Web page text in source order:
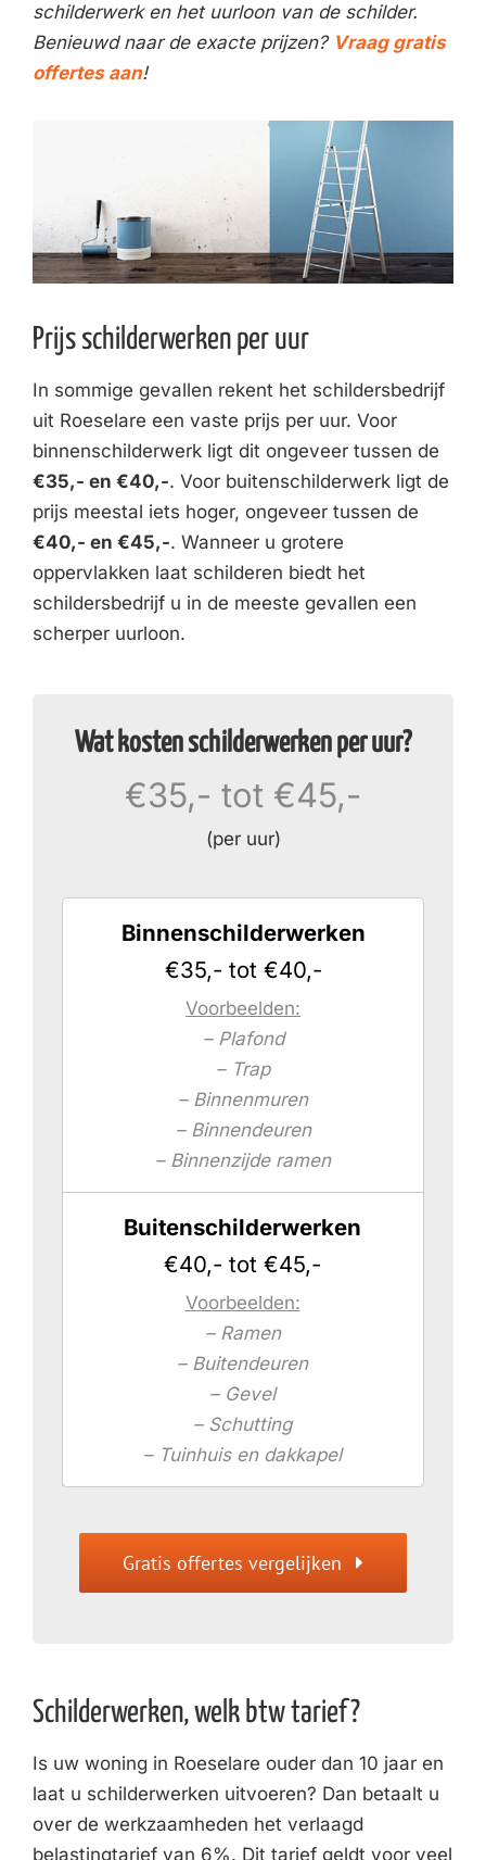
schilderwerk en het uurloon van de schilder.
Benieuwd naar de exacte prijzen? Vraag gratis
offertes aan!
Prijs schilderwerken per uur
In sommige gevallen rekent het schildersbedrijf
uit Roeselare een vaste prijs per uur. Voor
binnenschilderwerk ligt dit ongeveer tussen de
€35,- en €40,-. Voor buitenschilderwerk ligt de
prijs meestal iets hoger, ongeveer tussen de
€40,- en €45,-. Wanneer u grotere
oppervlakken laat schilderen biedt het
schildersbedrijf u in de meeste gevallen een
scherper uurloon.
Wat kosten schilderwerken per uur?
€35,- tot €45,-
(per uur)
Binnenschilderwerken
€35,- tot €40,-
Voorbeelden:
– Plafond
– Trap
– Binnenmuren
– Binnendeuren
– Binnenzijde ramen
Buitenschilderwerken
€40,- tot €45,-
Voorbeelden:
– Ramen
– Buitendeuren
– Gevel
– Schutting
– Tuinhuis en dakkapel
Gratis offertes vergelijken
Schilderwerken, welk btw tarief?
Is uw woning in Roeselare ouder dan 10 jaar en
laat u schilderwerken uitvoeren? Dan betaalt u
over de werkzaamheden het verlaagd
belastingtarief van 6%. Dit tarief geldt voor veel